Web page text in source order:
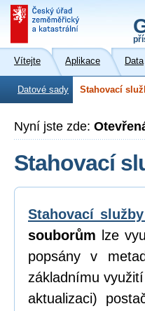
Vítejte Aplikace Data
Datové sady Stahovací
Nyní jste zde:
Stahovací
Stahovací služby
souborům lze
popsány v
základnímu
aktualizaci)